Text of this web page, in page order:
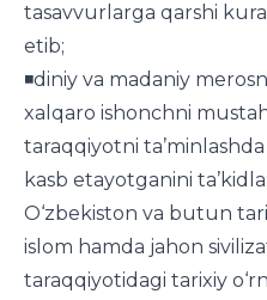
tasavvurlarga qarshi
etib;
◾️diniy va madaniy
xalqaro ishonchni
taraqqiyotni
kasb etayotganini
O‘zbekiston va butun
islom hamda jahon
taraqqiyotidagi tarixiy